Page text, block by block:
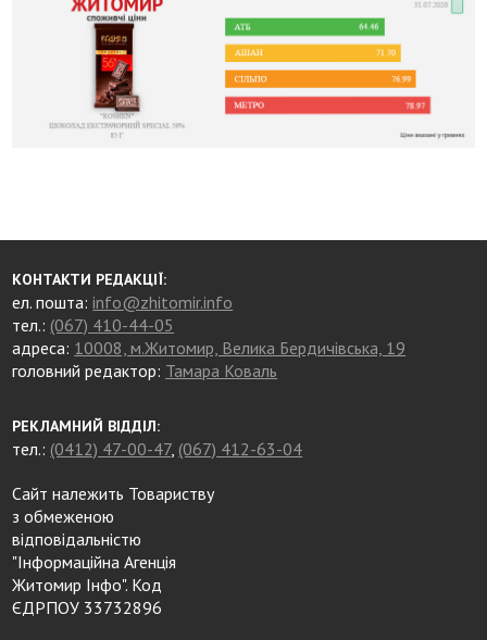
КОНТАКТИ РЕДАКЦІЇ:
ел. пошта:info@zhitomir.info
тел.: (067) 410-44-05
адреса: 10008, м.Житомир, Велика Бердичівська, 19
головний редактор: Тамара Коваль
РЕКЛАМНИЙ ВІДДІЛ:
тел.: (0412) 47-00-47, (067) 412-63-04
Сайт належить Товариству
з обмеженою
відповідальністю
"Інформаційна Агенція
Житомир Інфо". Код
ЄДРПОУ 33732896